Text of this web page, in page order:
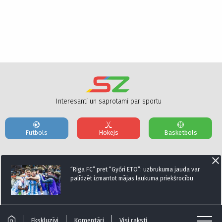
“Riga FC” pret “Győri ETO”: uzbrukuma jauda var
palīdzēt izmantot mājas laukuma priekšrocību
Ekskluzīvi Komentāri Visi raksti
Interesanti un saprotami par sportu
Futbols Hokejs Basketbols
Par mums Reklāmas Parametri Kontakti
Seko mums: